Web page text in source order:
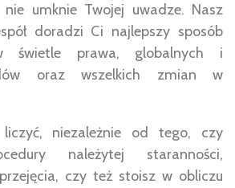
umknie Twojej uwadze. Nasz
doradzi Ci najlepszy sposób
świetle prawa, globalnych i
oraz wszelkich zmian w
niezależnie od tego, czy
należytej staranności,
czy też stoisz w obliczu